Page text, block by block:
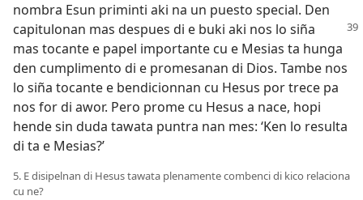
nombra Esun priminti aki na un puesto special. Den
capitulonan mas despues di e buki aki nos lo siña
mas tocante e papel importante cu e Mesias ta hunga
den cumplimento di e promesanan di Dios. Tambe nos
lo siña tocante e bendicionnan cu Hesus por trece pa
nos for di awor. Pero prome cu Hesus a nace, hopi
hende sin duda tawata puntra nan mes: ‘Ken lo resulta
di ta e Mesias?’
5. E disipelnan di Hesus tawata plenamente combenci di kico relaciona
cu ne?